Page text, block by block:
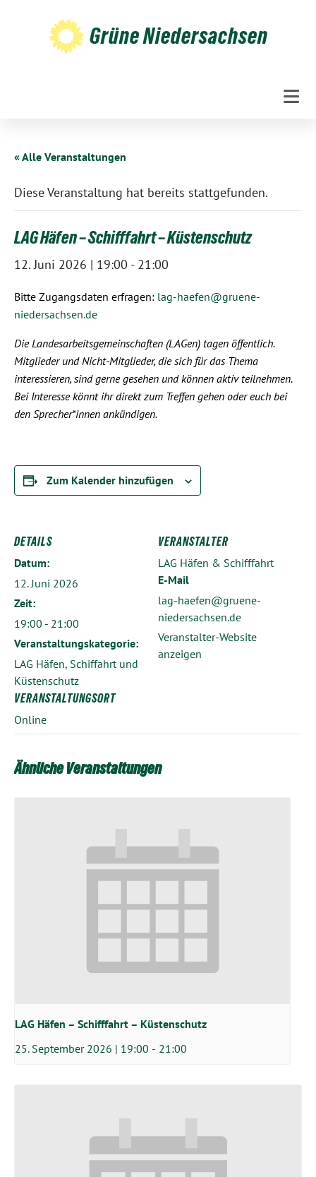
Grüne Niedersachsen
« Alle Veranstaltungen
Diese Veranstaltung hat bereits stattgefunden.
LAG Häfen – Schifffahrt – Küstenschutz
12. Juni 2026 | 19:00 - 21:00
Bitte Zugangsdaten erfragen: lag-haefen@gruene-
niedersachsen.de
Die Landesarbeitsgemeinschaften (LAGen) tagen öffentlich.
Mitglieder und Nicht-Mitglieder, die sich für das Thema
interessieren, sind gerne gesehen und können aktiv teilnehmen.
Bei Interesse könnt ihr direkt zum Treffen gehen oder euch bei
den Sprecher*innen ankündigen.
Zum Kalender hinzufügen
DETAILS
Datum:
12. Juni 2026
Zeit:
19:00 - 21:00
Veranstaltungskategorie:
LAG Häfen, Schiffahrt und
Küstenschutz
VERANSTALTUNGSORT
Online
VERANSTALTER
LAG Häfen & Schifffahrt
E-Mail
lag-haefen@gruene-
niedersachsen.de
Veranstalter-Website
anzeigen
Ähnliche Veranstaltungen
LAG Häfen – Schifffahrt – Küstenschutz
25. September 2026 | 19:00 - 21:00